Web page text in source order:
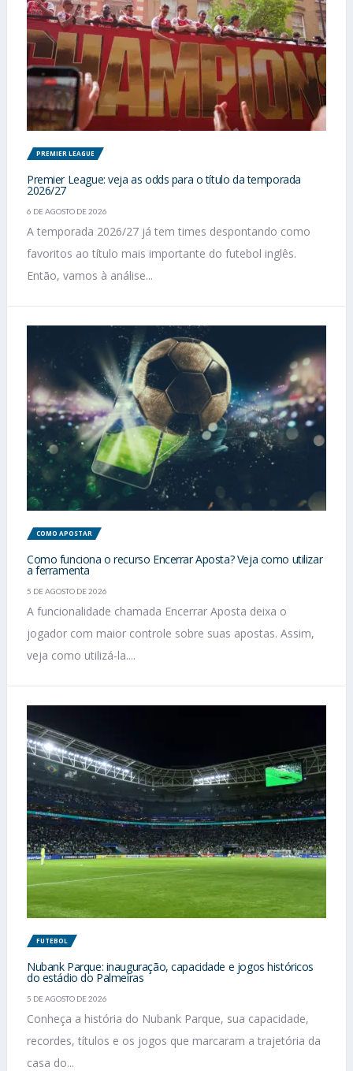
PREMIER LEAGUE
Premier League: veja as odds para o título da temporada
2026/27
6 DE AGOSTO DE 2026
A temporada 2026/27 já tem times despontando como
favoritos ao título mais importante do futebol inglês.
Então, vamos à análise...
COMO APOSTAR
Como funciona o recurso Encerrar Aposta? Veja como utilizar
a ferramenta
5 DE AGOSTO DE 2026
A funcionalidade chamada Encerrar Aposta deixa o
jogador com maior controle sobre suas apostas. Assim,
veja como utilizá-la....
FUTEBOL
Nubank Parque: inauguração, capacidade e jogos históricos
do estádio do Palmeiras
5 DE AGOSTO DE 2026
Conheça a história do Nubank Parque, sua capacidade,
recordes, títulos e os jogos que marcaram a trajetória da
casa do...